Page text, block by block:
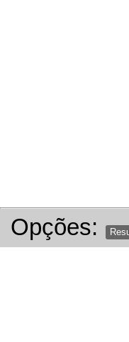
Opções: